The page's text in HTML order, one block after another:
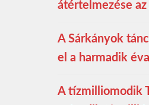
átértelmezése
A Sárkányok
el a harmadik
A tízmilliomodik